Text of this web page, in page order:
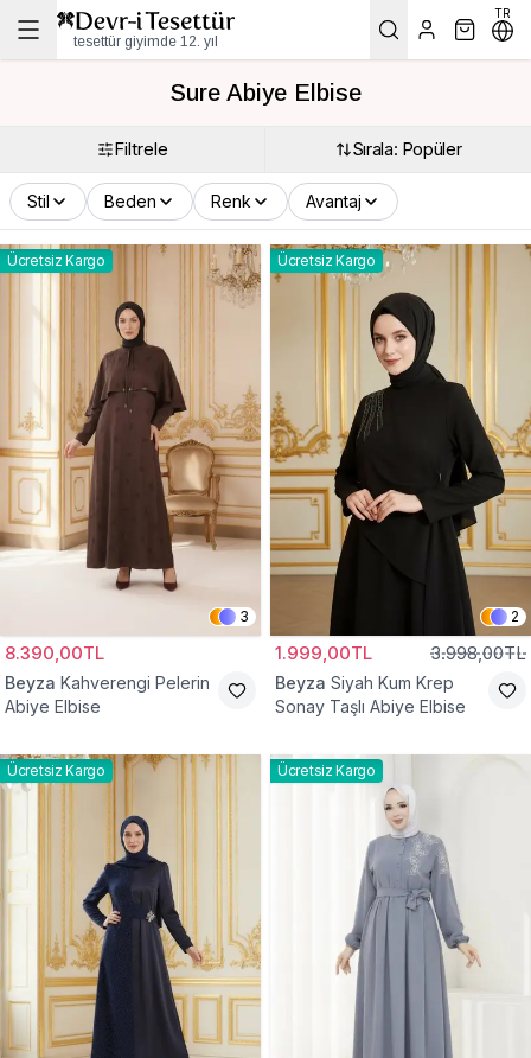
tesettür giyimde 12. yıl
TR
Sure Abiye Elbise
Filtrele Sırala: Popüler
Stil Beden Renk Avantaj
Ücretsiz Kargo
3
8.390,00TL
Beyza Kahverengi Pelerin
Abiye Elbise
Ücretsiz Kargo
2
1.999,00TL 3.998,00TL
Beyza Siyah Kum Krep
Sonay Taşlı Abiye Elbise
Ücretsiz Kargo Ücretsiz Kargo